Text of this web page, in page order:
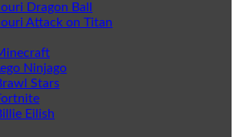
Dragon Ball
Attack on Titan
Ninjago
Stars
Eilish